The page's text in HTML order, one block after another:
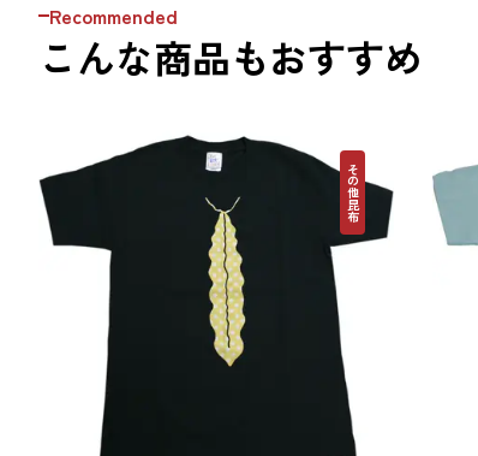
Recommended
こんな商品もおすすめ
その他昆布